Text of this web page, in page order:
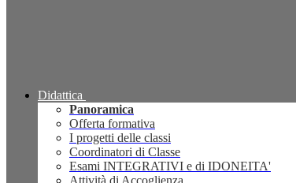
Didattica
Panoramica
Offerta formativa
I progetti delle classi
Coordinatori di Classe
Esami INTEGRATIVI e di IDONEITA'